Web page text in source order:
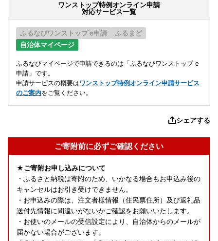
ワンストップ特例オンライン申請
対応サービス一覧
ふるなびワンストップ e申請
ふるまど
自治体マイページ
ふるなびマイページで申請できるのは「ふるなびワンストップ e
申請」です。
申請サービスの概要はワンストップ特例オンライン申請サービス
のご案内をご覧ください。
シェアする
ご寄附前に必ずご確認ください
★ご寄附お申し込みについて
・ふるさと納税は寄附のため、いかなる場合もお申込み後の
キャンセルはお引き受けできません。
・お申込みの際は、注文者様情報（住民票住所）及び返礼品
送付先情報に間違いがないかご確認をお願いいたします。
・お使いのメールの受信設定により、自治体からのメールが
届かない場合がございます。